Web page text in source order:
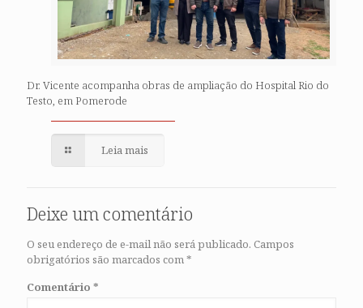
Dr. Vicente acompanha obras de ampliação do Hospital Rio do
Testo, em Pomerode
Leia mais
Deixe um comentário
O seu endereço de e-mail não será publicado. Campos
obrigatórios são marcados com *
Comentário *